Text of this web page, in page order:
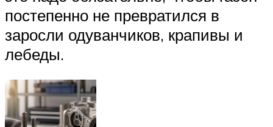
постепенно не превратился в
заросли одуванчиков, крапивы и
лебеды.